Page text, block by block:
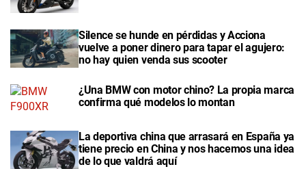
Silence se hunde en pérdidas y Acciona
vuelve a poner dinero para tapar el agujero:
no hay quien venda sus scooter
¿Una BMW con motor chino? La propia marca
confirma qué modelos lo montan
La deportiva china que arrasará en España ya
tiene precio en China y nos hacemos una idea
de lo que valdrá aquí